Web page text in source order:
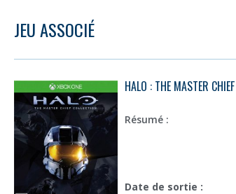
JEU ASSOCIÉ
HALO : THE MASTER
Résumé :
Date de sortie :